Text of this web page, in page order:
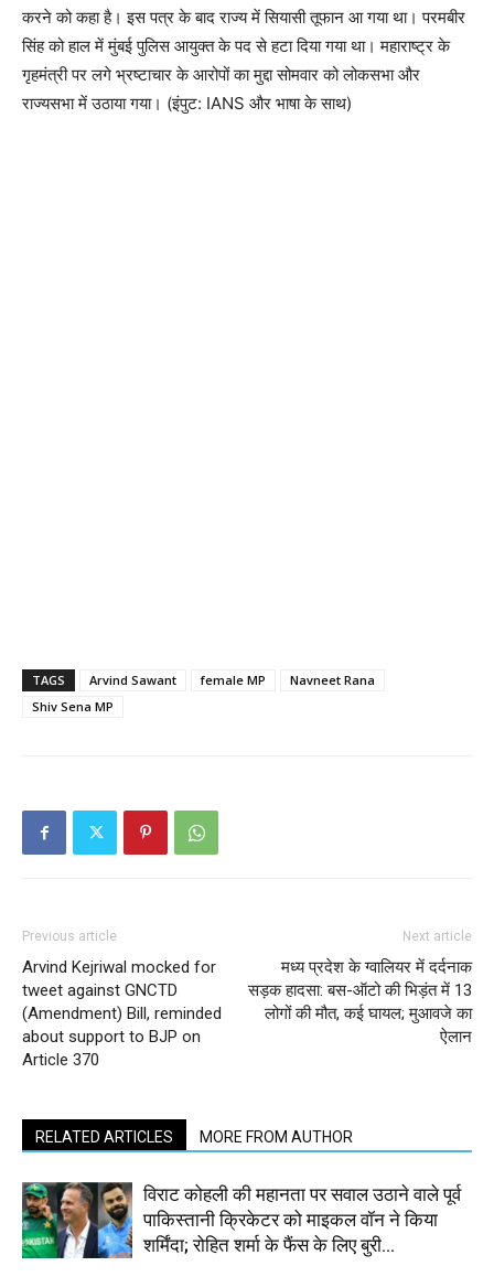
करने को कहा है। इस पत्र के बाद राज्य में सियासी तूफान आ गया था। परमबीर
सिंह को हाल में मुंबई पुलिस आयुक्त के पद से हटा दिया गया था। महाराष्‍ट्र के
गृहमंत्री पर लगे भ्रष्टाचार के आरोपों का मुद्दा सोमवार को लोकसभा और
राज्यसभा में उठाया गया। (इंपुट: IANS और भाषा के साथ)
TAGS Arvind Sawant female MP
Navneet Rana
Shiv Sena MP
Previous article
Arvind Kejriwal mocked for
tweet against GNCTD
(Amendment) Bill, reminded
about support to BJP on
Article 370
Next article
मध्य प्रदेश के ग्वालियर में दर्दनाक
सड़क हादसा: बस-ऑटो की भिड़ंत में 13
लोगों की मौत, कई घायल; मुआवजे का
ऐलान
RELATED ARTICLES MORE FROM AUTHOR
विराट कोहली की महानता पर सवाल उठाने वाले पूर्व
पाकिस्तानी क्रिकेटर को माइकल वॉन ने किया
शर्मिंदा; रोहित शर्मा के फैंस के लिए बुरी...